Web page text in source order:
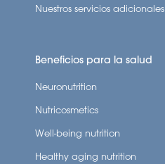
Nuestros servicios adicionales
Beneficios para la salud
Neuronutrition
Nutricosmetics
Well-being nutrition
Healthy aging nutrition